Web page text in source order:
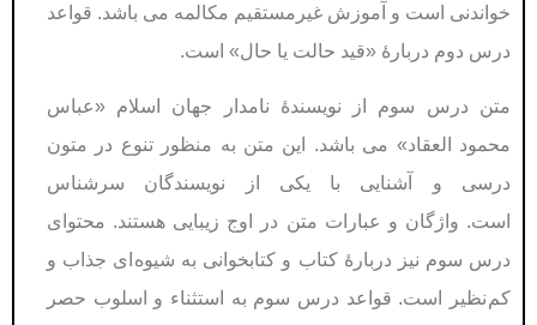
خواندنی است و آموزش غیرمستقیم مکالمه می باشد. قواعد
درس دوم دربارۀ «قيد حالت يا حال» است.
متن درس سوم از نويسندۀ نامدار جهان اسلام«عباس
محمود العقاد» می باشد.
اين متن به منظور تنوع در متون
درسی و آشنايی با يکی از نويسندگان سرشناس
است. واژگان و عبارات متن در اوج زيبايی هستند. محتوای
درس سوم نيز دربارۀ کتاب و کتابخوانی به شيوه ای جذاب و
کم نظير است. قواعد درس سوم به استثناء و اسلوب حصر